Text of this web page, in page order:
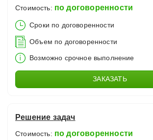
Стоимость: по договоренности
Сроки по договоренности
Объем по договоренности
Возможно срочное выполнение
ЗАКАЗАТЬ
Решение задач
Стоимость: по договоренности